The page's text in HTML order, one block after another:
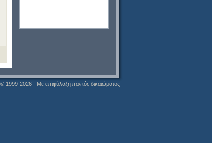
© 1999-2026 - Με επιφύλαξη παντός δικαιώματος